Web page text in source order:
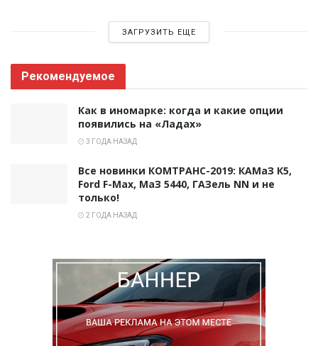
ЗАГРУЗИТЬ ЕЩЕ
Рекомендуемое
Как в иномарке: когда и какие опции
появились на «Ладах»
3 ГОДА НАЗАД
Все новинки КОМТРАНС-2019: КАМаЗ К5,
Ford F-Max, МаЗ 5440, ГАЗель NN и не
только!
2 ГОДА НАЗАД